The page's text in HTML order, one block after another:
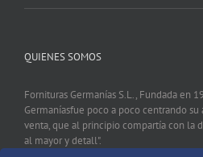
QUIENES SOMOS
Fornituras Germanías S.L., Fundada en
Germaníasfue poco a poco centrando
venta, que al principio compartía con la
al mayor y detall".